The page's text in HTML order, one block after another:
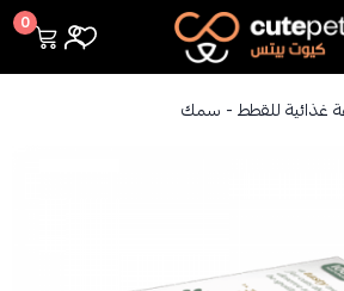
0
غذائية للقطط - سمك